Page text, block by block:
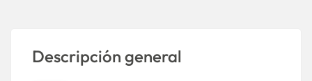
Descripción general